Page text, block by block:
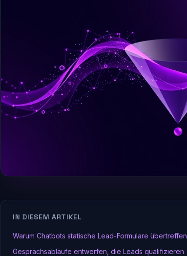
IN DIESEM ARTIKEL
Warum Chatbots statische Lead-Formulare übertreffen
Gesprächsabläufe entwerfen, die Leads qualifizieren